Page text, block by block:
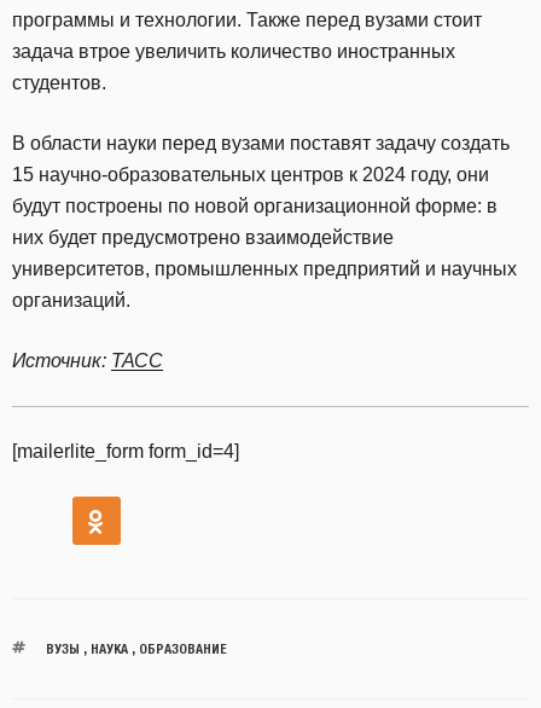
программы и технологии. Также перед вузами стоит
задача втрое увеличить количество иностранных
студентов.
В области науки перед вузами поставят задачу создать
15 научно-образовательных центров к 2024 году, они
будут построены по новой организационной форме: в
них будет предусмотрено взаимодействие
университетов, промышленных предприятий и научных
организаций.
Источник: ТАСС
[mailerlite_form form_id=4]
ВУЗЫ , НАУКА, ОБРАЗОВАНИЕ